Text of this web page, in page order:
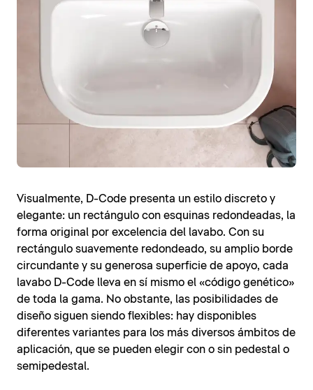
Visualmente, D-Code presenta un estilo discreto y
elegante: un rectángulo con esquinas redondeadas, la
forma original por excelencia del lavabo. Con su
rectángulo suavemente redondeado, su amplio borde
circundante y su generosa superficie de apoyo, cada
lavabo D-Code lleva en sí mismo el «código genético»
de toda la gama. No obstante, las posibilidades de
diseño siguen siendo flexibles: hay disponibles
diferentes variantes para los más diversos ámbitos de
aplicación, que se pueden elegir con o sin pedestal o
semipedestal.